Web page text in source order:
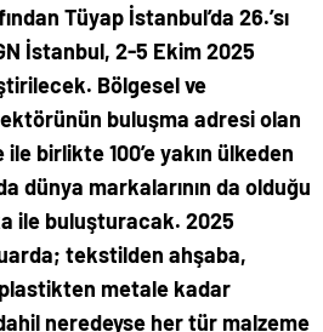
Tüyap İstanbul’da 26.’sı
İstanbul, 2-5 Ekim 2025
Bölgesel ve
buluşma adresi olan
birlikte 100’e yakın ülkeden
dünya markalarının da olduğu
ile buluşturacak. 2025
tekstilden ahşaba,
metale kadar
neredeyse her tür malzeme